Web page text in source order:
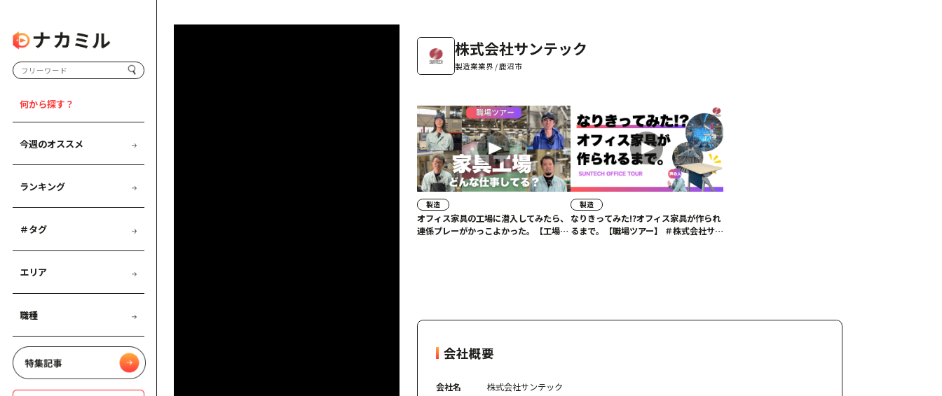
何から探す？
今週のオススメ
ランキング
＃タグ
エリア
職種
株式会社サンテック
製造業業界 / 鹿沼市
製造
オフィス家具の工場に潜入してみたら、
連係プレーがかっこよかった。【工場ツ
製造
なりきってみた!?オフィス家具が作られ
るまで。【職場ツアー】 ＃株式会社サ
会社概要
会社名 株式会社サンテック